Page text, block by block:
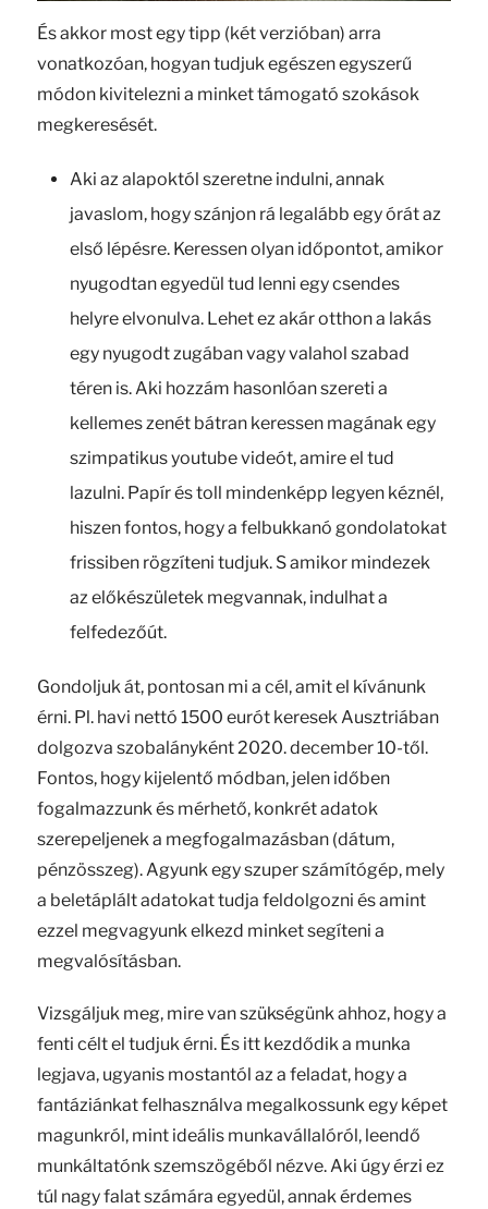
És akkor most egy tipp (két verzióban) arra
vonatkozóan, hogyan tudjuk egészen egyszerű
módon kivitelezni a minket támogató szokások
megkeresését.
Aki az alapoktól szeretne indulni, annak
javaslom, hogy szánjon rá legalább egy órát az
első lépésre. Keressen olyan időpontot, amikor
nyugodtan egyedül tud lenni egy csendes
helyre elvonulva. Lehet ez akár otthon a lakás
egy nyugodt zugában vagy valahol szabad
téren is. Aki hozzám hasonlóan szereti a
kellemes zenét bátran keressen magának egy
szimpatikus youtube videót, amire el tud
lazulni. Papír és toll mindenképp legyen kéznél,
hiszen fontos, hogy a felbukkanó gondolatokat
frissiben rögzíteni tudjuk. S amikor mindezek
az előkészületek megvannak, indulhat a
felfedezőút.
Gondoljuk át, pontosan mi a cél, amit el kívánunk
érni. Pl. havi nettó 1500 eurót keresek Ausztriában
dolgozva szobalányként 2020. december 10-től.
Fontos, hogy kijelentő módban, jelen időben
fogalmazzunk és mérhető, konkrét adatok
szerepeljenek a megfogalmazásban (dátum,
pénzösszeg). Agyunk egy szuper számítógép, mely
a beletáplált adatokat tudja feldolgozni és amint
ezzel megvagyunk elkezd minket segíteni a
megvalósításban.
Vizsgáljuk meg, mire van szükségünk ahhoz, hogy a
fenti célt el tudjuk érni. És itt kezdődik a munka
legjava, ugyanis mostantól az a feladat, hogy a
fantáziánkat felhasználva megalkossunk egy képet
magunkról, mint ideális munkavállalóról, leendő
munkáltatónk szemszögéből nézve. Aki úgy érzi ez
túl nagy falat számára egyedül, annak érdemes